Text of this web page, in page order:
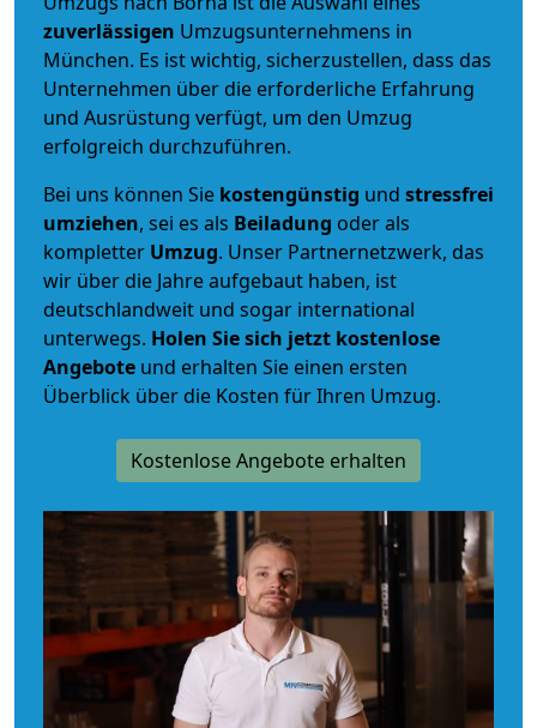
zuverlässigen Umzugsunternehmens in
München. Es ist wichtig, sicherzustellen, dass das
Unternehmen über die erforderliche Erfahrung
und Ausrüstung verfügt, um den Umzug
erfolgreich durchzuführen.
Bei uns können Sie kostengünstig und stressfrei
umziehen, sei es als Beiladung oder als
kompletter Umzug. Unser Partnernetzwerk, das
wir über die Jahre aufgebaut haben, ist
deutschlandweit und sogar international
unterwegs. Holen Sie sich jetzt kostenlose
Angebote und erhalten Sie einen ersten
Überblick über die Kosten für Ihren Umzug.
Kostenlose Angebote erhalten